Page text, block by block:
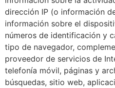
dirección IP (o información
información sobre el
números de identificación y
tipo de navegador,
proveedor de servicios de
telefonía móvil, páginas y
búsquedas, sitio web,